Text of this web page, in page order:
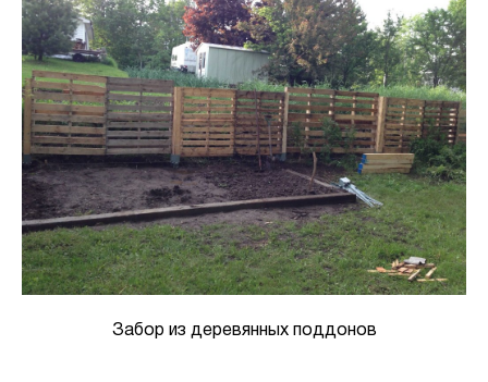
Забор из деревянных поддонов